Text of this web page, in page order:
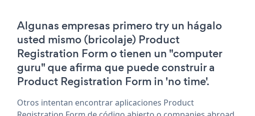
Algunas empresas primero try un hágalo
usted mismo (bricolaje) Product
Registration Form o tienen un "computer
guru" que afirma que puede construir a
Product Registration Form in 'no time'.
Otros intentan encontrar aplicaciones Product